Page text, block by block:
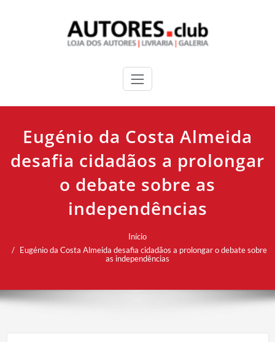
Eugénio da Costa Almeida
desafia cidadãos a prolongar
o debate sobre as
independências
Início
Eugénio da Costa Almeida desafia cidadãos a prolongar o debate sobre
as independências